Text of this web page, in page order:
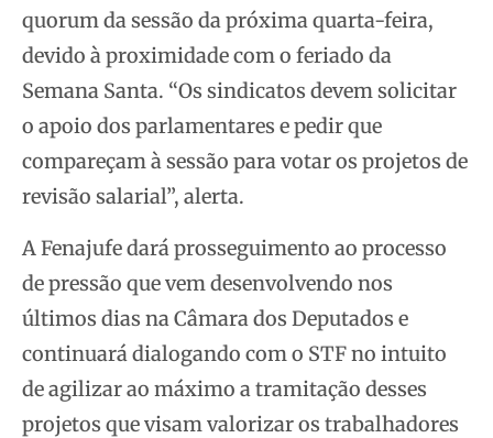
quorum da sessão da próxima quarta-feira,
devido à proximidade com o feriado da
Semana Santa. “Os sindicatos devem solicitar
o apoio dos parlamentares e pedir que
compareçam à sessão para votar os projetos de
revisão salarial”, alerta.
A Fenajufe dará prosseguimento ao processo
de pressão que vem desenvolvendo nos
últimos dias na Câmara dos Deputados e
continuará dialogando com o STF no intuito
de agilizar ao máximo a tramitação desses
projetos que visam valorizar os trabalhadores